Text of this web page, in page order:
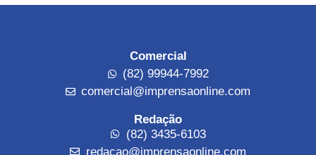
Comercial
(82) 99944-7992
comercial@imprensaonline.com
Redação
(82) 3435-6103
redacao@imprensaonline.com